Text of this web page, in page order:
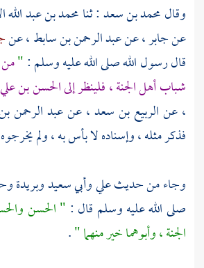
وقالمحمد بن سعد: ثنامحمد بن عبد
عنجابر، عنعبد الرحمن بن سابط، عن
قال رسول الله صلى الله عليه وسلم :"
شباب أهل الجنة ، فلينظر إلىالحسن بن علي
، عنالربيع بن سعد، عنعبد الرحمن
فذكر مثله ، وإسناده لا بأس به ، ولم
وجاء من حديثعليوأبي سعيدوبريدة
صلى الله عليه وسلم قال : "الحسن
الجنة ، وأبوهما خير منهما ".